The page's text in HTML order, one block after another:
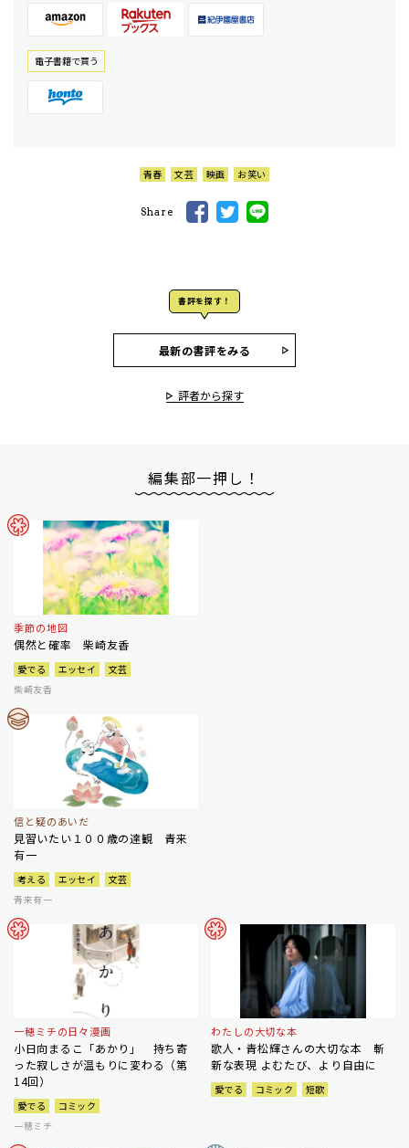
電⼦書籍で買う
青春 文芸 映画 お笑い
Share
書評を探す！
最新の書評をみる
評者から探す
編集部一押し！
季節の地図
偶然と確率 柴崎友香
愛でる エッセイ
文芸
柴崎友香
信と疑のあいだ
見習いたい１００歳の達観 青来
有一
考える エッセイ
文芸
青来有一
一穂ミチの日々漫画
小日向まるこ「あかり」 持ち寄
った寂しさが温もりに変わる（第
14回）
愛でる
コミック
一穂ミチ
わたしの大切な本
歌人・青松輝さんの大切な本 斬
新な表現 よむたび、より自由に
愛でる コミック 短歌